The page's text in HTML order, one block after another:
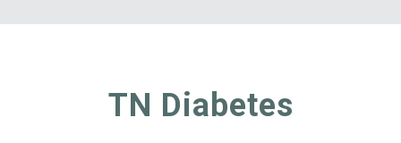
TN Diabetes